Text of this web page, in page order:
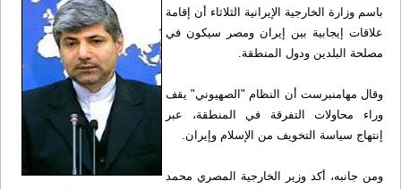
باسم وزارة الخارجية الإيرانية الثلاثاء أن إقامة
علاقات إيجابية بين إيران ومصر سيكون في
مصلحة البلدين ودول المنطقة.
وقال مهامنبرست أن النظام "الصهيوني" يقف
وراء محاولات التفرقة في المنطقة، عبر
إنتهاج سياسة التخويف من الإسلام وإيران.
ومن جانبه، أكد وزير الخارجية المصري محمد